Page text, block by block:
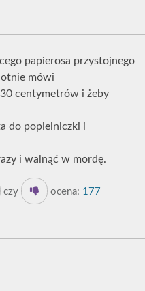
papierosa przystojnego
mówi
centymetrów i żeby
do popielniczki i
i walnąć w mordę.
czy ocena: 177